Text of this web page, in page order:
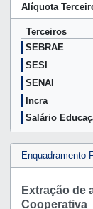
Alíquota
Terceiros
SEBRAE
SESI
SENAI
Incra
Salário
Enquadramento
Extração de
Cooperativa